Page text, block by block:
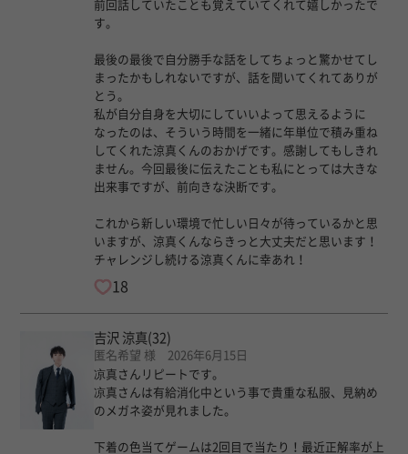
前回話していたことも覚えていてくれて嬉しかったで
す。
最後の最後で自分勝手な話をしてちょっと驚かせてし
まったかもしれないですが、話を聞いてくれてありが
とう。
私が自分自身を大切にしていいよって思えるように
なったのは、そういう時間を一緒に年単位で積み重ね
してくれた涼真くんのおかげです。感謝してもしきれ
ません。今回最後に伝えたことも私にとっては大きな
出来事ですが、前向きな決断です。
これから新しい環境で忙しい日々が待っているかと思
いますが、涼真くんならきっと大丈夫だと思います！
チャレンジし続ける涼真くんに幸あれ！
18
吉沢 涼真(32)
匿名希望 様 2026年6月15日
凉真さんリピートです。
凉真さんは有給消化中という事で貴重な私服、見納め
のメガネ姿が見れました。
下着の色当てゲームは2回目で当たり！最近正解率が上